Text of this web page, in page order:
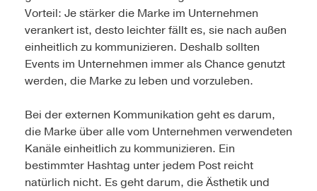
Vorteil: Je stärker die Marke im Unternehmen
verankert ist, desto leichter fällt es, sie nach außen
einheitlich zu kommunizieren. Deshalb sollten
Events im Unternehmen immer als Chance genutzt
werden, die Marke zu leben und vorzuleben.
Bei der externen Kommunikation geht es darum,
die Marke über alle vom Unternehmen verwendeten
Kanäle einheitlich zu kommunizieren. Ein
bestimmter Hashtag unter jedem Post reicht
natürlich nicht. Es geht darum, die Ästhetik und